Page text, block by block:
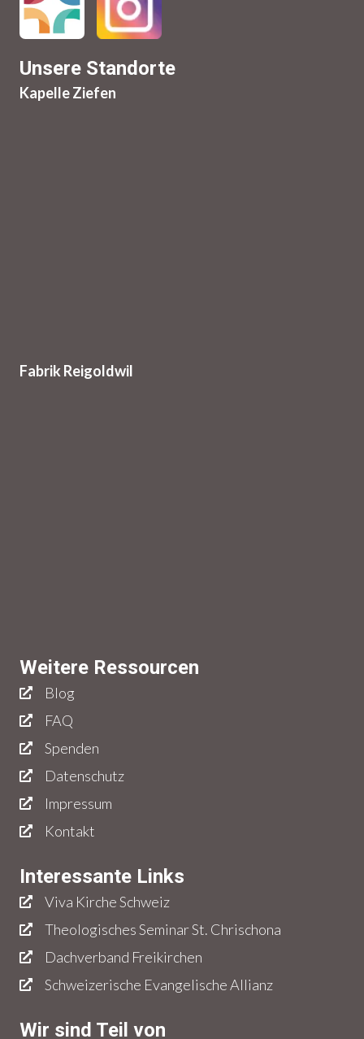
Unsere Standorte
Kapelle Ziefen
Fabrik Reigoldwil
Weitere Ressourcen
Blog
FAQ
Spenden
Datenschutz
Impressum
Kontakt
Interessante Links
Viva Kirche Schweiz
Theologisches Seminar St. Chrischona
Dachverband Freikirchen
Schweizerische Evangelische Allianz
Wir sind Teil von